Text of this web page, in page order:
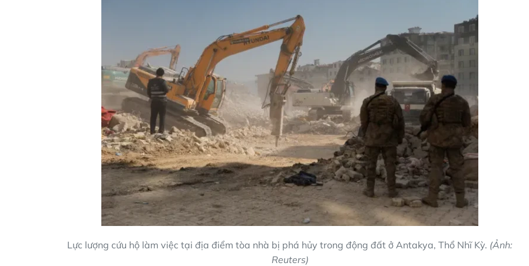
Lực lượng cứu hộ làm việc tại địa điểm tòa nhà bị phá hủy trong động đất ở Antakya, Thổ Nhĩ Kỳ. (Ảnh:
Reuters)